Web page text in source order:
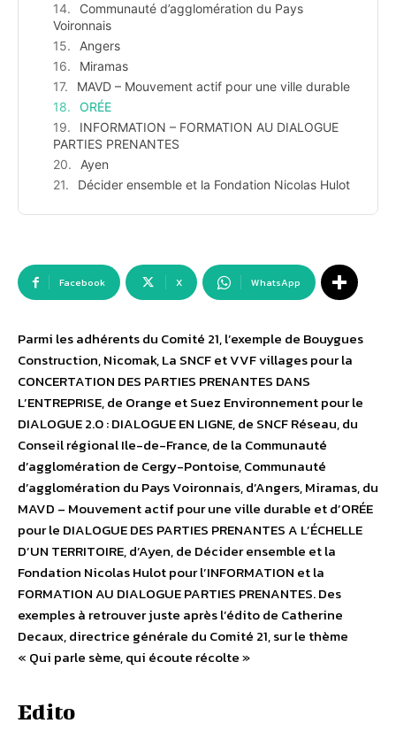
Communauté d’agglomération du Pays
Voironnais
Angers
Miramas
MAVD – Mouvement actif pour une ville durable
ORÉE
INFORMATION – FORMATION AU DIALOGUE
PARTIES PRENANTES
Ayen
Décider ensemble et la Fondation Nicolas Hulot
Facebook X WhatsApp
Parmi les adhérents du Comité 21, l’exemple de Bouygues
Construction, Nicomak, La SNCF et VVF villages pour la
CONCERTATION DES PARTIES PRENANTES DANS
L’ENTREPRISE, de Orange et Suez Environnement pour le
DIALOGUE 2.0 : DIALOGUE EN LIGNE, de SNCF Réseau, du
Conseil régional Ile-de-France, de la Communauté
d’agglomération de Cergy-Pontoise, Communauté
d’agglomération du Pays Voironnais, d’Angers, Miramas, du
MAVD – Mouvement actif pour une ville durable et d’ORÉE
pour le DIALOGUE DES PARTIES PRENANTES A L’ÉCHELLE
D’UN TERRITOIRE, d’Ayen, de Décider ensemble et la
Fondation Nicolas Hulot pour l’INFORMATION et la
FORMATION AU DIALOGUE PARTIES PRENANTES. Des
exemples à retrouver juste après l’édito de Catherine
Decaux, directrice générale du Comité 21, sur le thème
« Qui parle sème, qui écoute récolte »
Edito